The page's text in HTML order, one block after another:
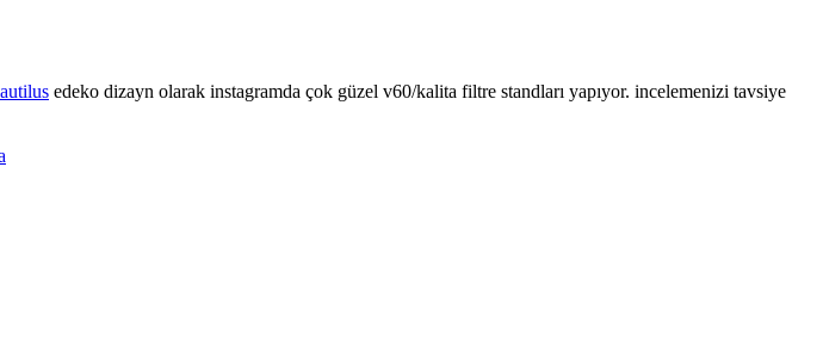
edeko dizayn olarak instagramda çok güzel v60/kalita filtre standları yapıyor. incelemenizi tavsiye